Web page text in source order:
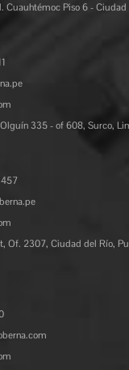
Cuauhtémoc Piso 6 -
335 - of 608, Surco,
Of. 2307, Ciudad del Río,